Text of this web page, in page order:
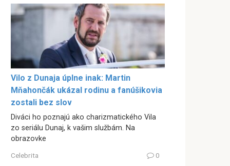
Vilo z Dunaja úplne inak: Martin
Mňahončák ukázal rodinu a fanúšikovia
zostali bez slov
Diváci ho poznajú ako charizmatického Vila
zo seriálu Dunaj, k vašim službám. Na
obrazovke
Celebrita 0